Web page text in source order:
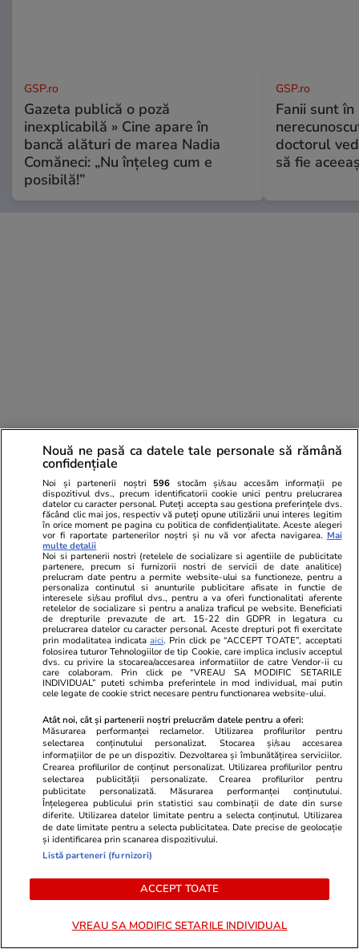
GSP.ro
Gazeta publică o poză
inexplicabilă » Cine apare în
bancă alături de marea Nadia
Comăneci: „Nu înțeleg cum e
posibilă!”
GSP.ro
Fanii sunt în
doctorul
să fie
PARTENERI
Mediafax.ro
„Răspuns corect, Mitică
Dragomir”. Gluma virală cu
Simona Halep a ajuns la
admiterea la Drept
Femeie
făcea plajă:
PROMO
Nouă ne pasă ca datele tale personale să rămână
confidențiale
Noi și partenerii noștri 596 stocăm și/sau accesăm informații pe
dispozitivul dvs., precum identificatorii cookie unici pentru prelucrarea
datelor cu caracter personal. Puteți accepta sau gestiona preferințele dvs.
făcând clic mai jos, respectiv vă puteți opune utilizării unui interes legitim
în orice moment pe pagina cu politica de confidențialitate. Aceste alegeri
vor fi raportate partenerilor noștri și nu vă vor afecta navigarea. Mai
multe detalii
Noi si partenerii nostri (retelele de socializare si agentiile de publicitate
partenere, precum si furnizorii nostri de servicii de date analitice)
prelucram date pentru a permite website-ului sa functioneze, pentru a
personaliza continutul si anunturile publicitare afisate in functie de
interesele si/sau profilul dvs., pentru a va oferi functionalitati aferente
retelelor de socializare si pentru a analiza traficul pe website. Beneficiati
de drepturile prevazute de art. 15-22 din GDPR in legatura cu
prelucrarea datelor cu caracter personal. Aceste drepturi pot fi exercitate
prin modalitatea indicataaici. Prin click pe “ACCEPT TOATE”, acceptati
folosirea tuturor Tehnologiilor de tip Cookie, care implica inclusiv acceptul
dvs. cu privire la stocarea/accesarea informatiilor de catre Vendor-ii cu
care colaboram. Prin click pe “VREAU SA MODIFIC SETARILE
INDIVIDUAL” puteti schimba preferintele in mod individual, mai putin
cele legate de cookie strict necesare pentru functionarea website-ului.
Atât noi, cât și partenerii noștri prelucrăm datele pentru a oferi:
Măsurarea performanței reclamelor. Utilizarea profilurilor pentru
selectarea conținutului personalizat. Stocarea și/sau accesarea
informațiilor de pe un dispozitiv. Dezvoltarea și îmbunătățirea serviciilor.
Crearea profilurilor de conținut personalizat. Utilizarea profilurilor pentru
selectarea publicității personalizate. Crearea profilurilor pentru
publicitate personalizată. Măsurarea performanței conținutului.
Înțelegerea publicului prin statistici sau combinații de date din surse
diferite. Utilizarea datelor limitate pentru a selecta conținutul. Utilizarea
de date limitate pentru a selecta publicitatea. Date precise de geolocație
și identificarea prin scanarea dispozitivului.
Listă parteneri (furnizori)
ACCEPT TOATE
VREAU SA MODIFIC SETARILE INDIVIDUAL